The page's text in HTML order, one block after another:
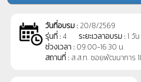
วันที่อบรม : 20/8/2569
รุ่นที่ :4 ระยะเวลาอบรม :1 วัน
ช่วงเวลา : 09:00-16:30 น.
สถานที่ : ส.ส.ท. ซอยพัฒนาการ